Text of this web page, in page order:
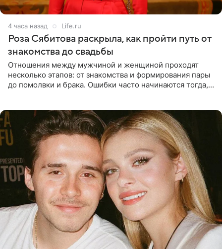
4 часа назад Life.ru
Роза Сябитова раскрыла, как пройти путь от
знакомства до свадьбы
Отношения между мужчиной и женщиной проходят
несколько этапов: от знакомства и формирования пары
до помолвки и брака. Ошибки часто начинаются тогда,